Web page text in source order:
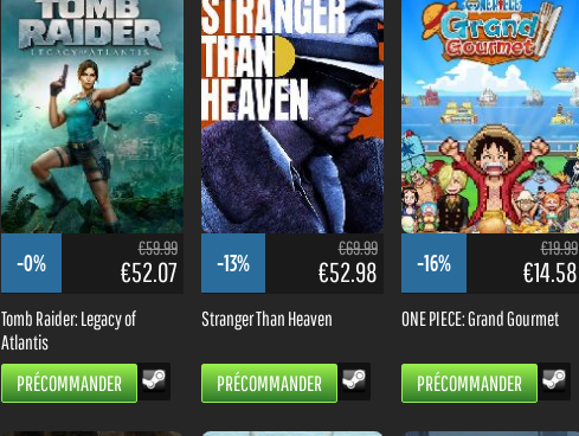
-0%
€59.99
€52.07
Tomb Raider: Legacy of
Atlantis
PRÉCOMMANDER
-13%
€69.99
€52.98
Stranger Than Heaven
PRÉCOMMANDER
-16%
€19.99
€14.58
ONE PIECE: Grand Gourmet
PRÉCOMMANDER